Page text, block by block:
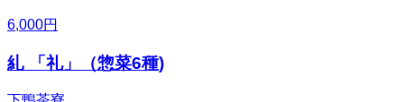
6,000円
糺 「礼」（惣菜6種)